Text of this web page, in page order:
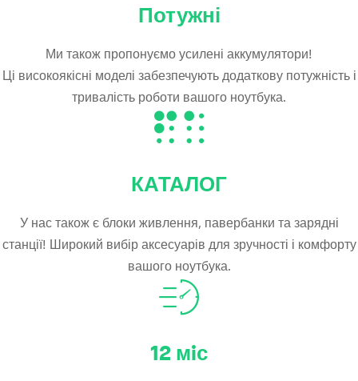
Потужні
Ми також пропонуємо усилені аккумулятори!
Ці високоякісні моделі забезпечують додаткову потужність і
тривалість роботи вашого ноутбука.
КАТАЛОГ
У нас також є блоки живлення, павербанки та зарядні
станції! Широкий вибір аксесуарів для зручності і комфорту
вашого ноутбука.
12 мiс